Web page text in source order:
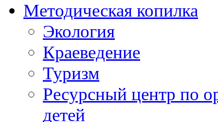
Методическая копилка
Экология
Краеведение
Туризм
Ресурсный центр по
детей